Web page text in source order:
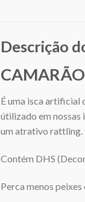
Descrição
É uma isca artificial
útilizado em nossas
um atrativo rattling.
Contém DHS
Perca menos